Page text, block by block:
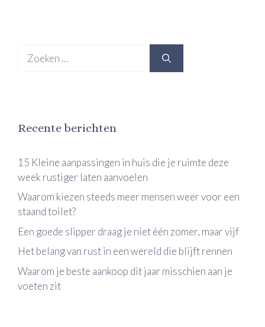
naar:
Recente berichten
15 Kleine aanpassingen in huis die je ruimte deze
week rustiger laten aanvoelen
Waarom kiezen steeds meer mensen weer voor een
staand toilet?
Een goede slipper draag je niet één zomer, maar vijf
Het belang van rust in een wereld die blijft rennen
Waarom je beste aankoop dit jaar misschien aan je
voeten zit